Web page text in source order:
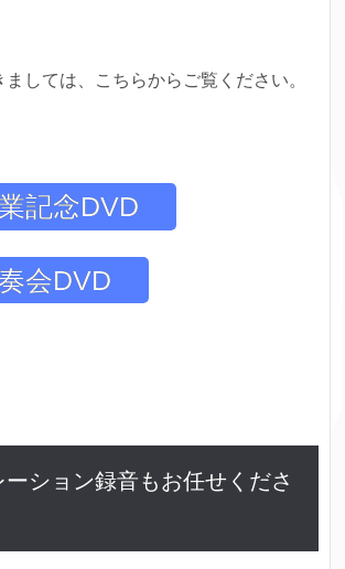
しては、こちらからご覧ください。
記念DVD
会DVD
ーション録音もお任せくださ